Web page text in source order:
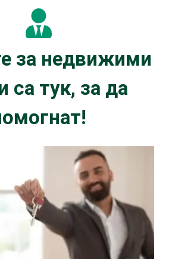
за недвижими
са тук, за да